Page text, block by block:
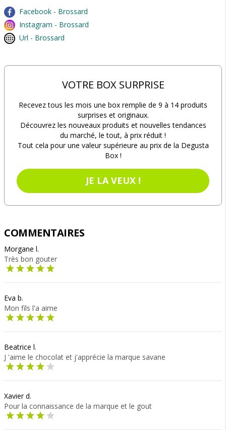
Facebook - Brossard
Instagram - Brossard
Url - Brossard
VOTRE BOX SURPRISE
Recevez tous les mois une box remplie de 9 à 14 produits
surprises et originaux.
Découvrez les nouveaux produits et nouvelles tendances
du marché, le tout, à prix réduit !
Tout cela pour une valeur supérieure au prix de la Degusta
Box !
JE LA VEUX !
COMMENTAIRES
Morgane l.
Très bon gouter
Eva b.
Mon fils l'a aime
Beatrice l.
J 'aime le chocolat et j'apprécie la marque savane
Xavier d.
Pour la connaissance de la marque et le gout